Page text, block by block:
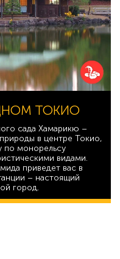
ТОКИО
сада Хамарикю –
в центре Токио,
по монорельсу
видами.
приведет вас в
– настоящий
город.